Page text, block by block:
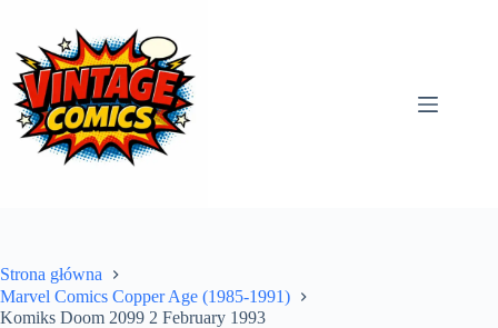
treści
Strona główna
Marvel Comics Copper Age (1985-1991)
Komiks Doom 2099 2 February 1993